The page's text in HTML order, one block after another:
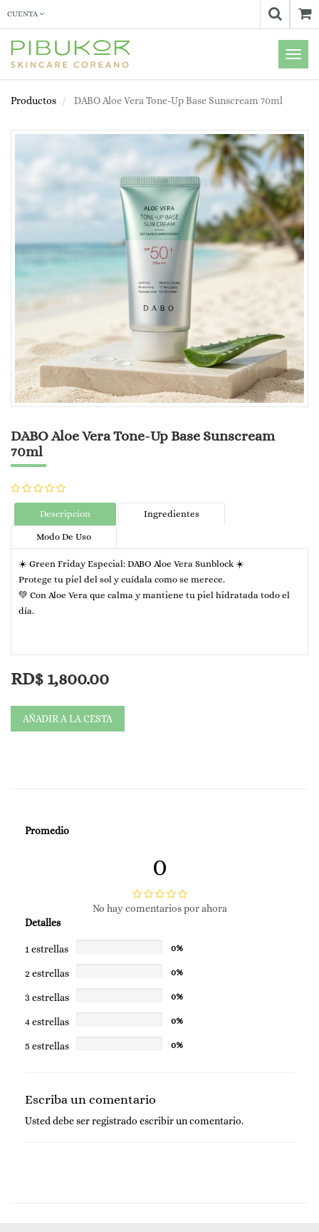
CUENTA
Menú
de
Productos
DABO Aloe Vera Tone-Up Base Sunscream 70ml
DABO Aloe Vera Tone-Up Base Sunscream
70ml
Descripcion Ingredientes
Modo De Uso
☀️ Green Friday Especial: DABO Aloe Vera Sunblock ☀️
Protege tu piel del sol y cuídala como se merece.
💚 Con Aloe Vera que calma y mantiene tu piel hidratada todo el
día.
🎁 Oferta Green Friday:
RD$ 1,500 y llévate un Travel Size GRATIS para que tu protección
te acompañe a donde vayas.
Ligero, no deja grasa ni sensación pegajosa.
Ideal para piel sensible.
RD$ 1,800.00
AÑADIR A LA CESTA
Promedio
0
No hay comentarios por ahora
Detalles
1 estrellas 0%
2 estrellas 0%
3 estrellas 0%
4 estrellas 0%
5 estrellas 0%
Escriba un comentario
Usted debe serregistrado escribir un comentario.